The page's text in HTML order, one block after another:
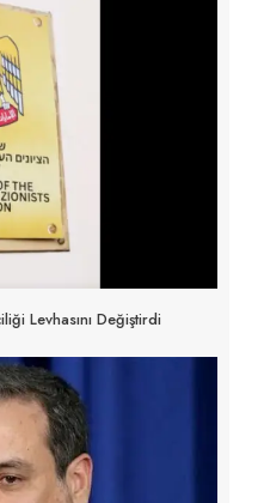
Levhasını Değiştirdi